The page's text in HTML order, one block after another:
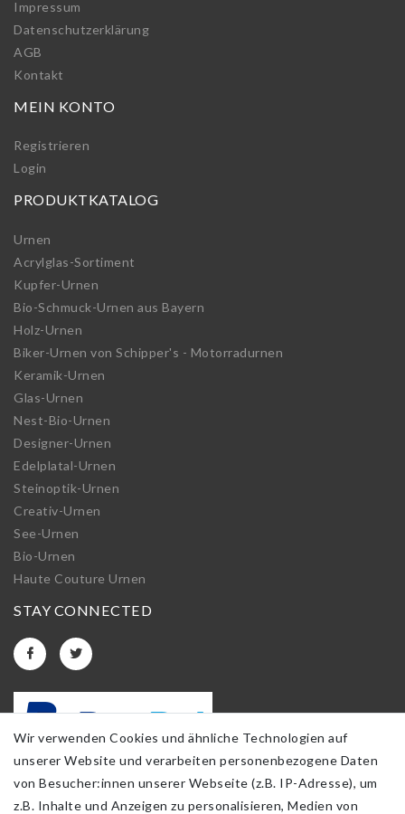
Impressum
Daten­schutz­erklärung
AGB
Kontakt
MEIN KONTO
Registrieren
Login
PRODUKTKATALOG
Urnen
Acrylglas-Sortiment
Kupfer-Urnen
Bio-Schmuck-Urnen aus Bayern
Holz-Urnen
Biker-Urnen von Schipper's - Motorradurnen
Keramik-Urnen
Glas-Urnen
Nest-Bio-Urnen
Designer-Urnen
Edelplatal-Urnen
Steinoptik-Urnen
Creativ-Urnen
See-Urnen
Bio-Urnen
Haute Couture Urnen
STAY CONNECTED
Wir verwenden Cookies und ähnliche Technologien auf
unserer Website und verarbeiten personenbezogene Daten
von Besucher:innen unserer Webseite (z.B. IP-Adresse), um
z.B. Inhalte und Anzeigen zu personalisieren, Medien von